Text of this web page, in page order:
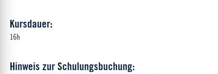
Kursdauer:
16h
Hinweis zur Schulungsbuchung: